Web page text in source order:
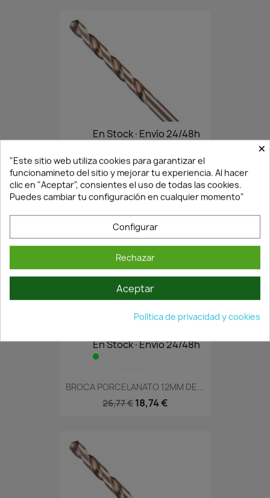
En Stock·Envío 24/48h
BROCA CIL.HSS-COBALTO 6 MM
3,64 €2,55 €
En Stock·Envío 24/48h
BROCA PORCELANATO 12MM DE...
26,77 € 18,74 €
×
"Este sitio web utiliza cookies para garantizar el
funcionamineto del sitio y mejorar tu experiencia. Al hacer
clic en "Aceptar", consientes el uso de todas las cookies.
Puedes cambiar tu configuración en cualquier momento"
Configurar
Rechazar
Aceptar
Política de privacidad y cookies